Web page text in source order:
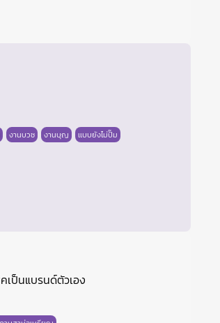
งานบวช งานบุญ เเบบยังไม่ปั๊ม
เป็นแบรนด์ตัวเอง